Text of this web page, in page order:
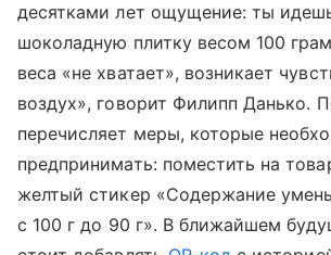
десятками лет ощущение: ты
шоколадную плитку весом 100
веса «не хватает», возникает
воздух», говорит Филипп Данько.
перечисляет меры, которые
предпринимать: поместить на
желтый стикер «Содержание
с 100 г до 90 г». В ближайшем